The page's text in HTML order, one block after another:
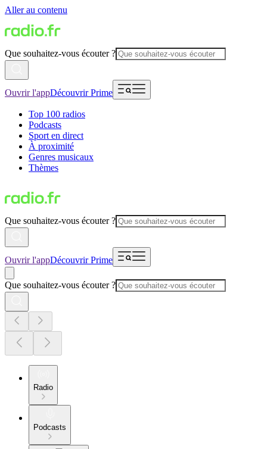
Aller au contenu
Que souhaitez-vous écouter ?
Ouvrir l'appDécouvrir Prime
Top 100 radios
Podcasts
Sport en direct
À proximité
Genres musicaux
Thèmes
Que souhaitez-vous écouter ?
Ouvrir l'appDécouvrir Prime
Que souhaitez-vous écouter ?
Radio
Podcasts